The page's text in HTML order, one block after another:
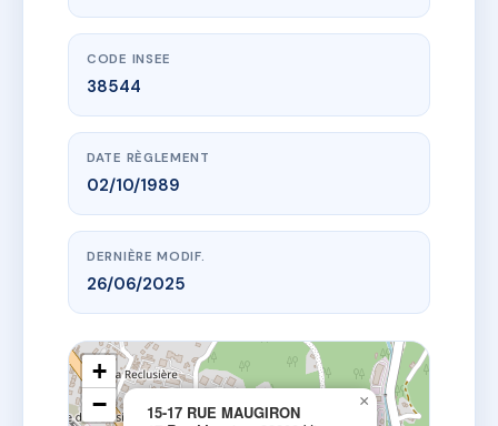
CODE INSEE
38544
DATE RÈGLEMENT
02/10/1989
DERNIÈRE MODIF.
26/06/2025
15-17 RUE MAUGIRON
×
+
−